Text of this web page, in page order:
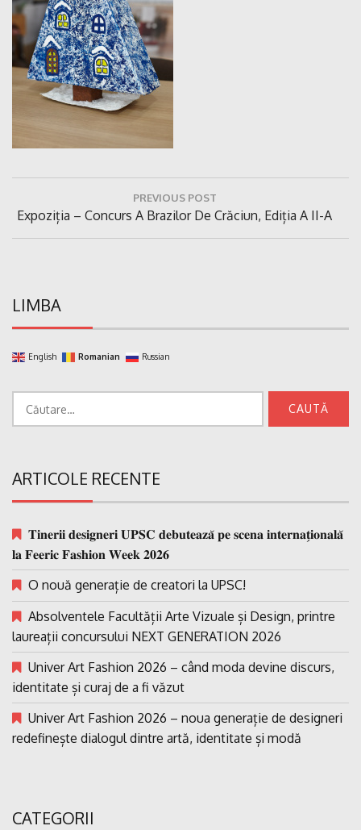
articole
PREVIOUS POST
Previous
Post:
Expoziția – Concurs A Brazilor De Crăciun, Ediția A II-A
LIMBA
English Romanian Russian
ARTICOLE RECENTE
𝐓𝐢𝐧𝐞𝐫𝐢𝐢 𝐝𝐞𝐬𝐢𝐠𝐧𝐞𝐫𝐢 𝐔𝐏𝐒𝐂 𝐝𝐞𝐛𝐮𝐭𝐞𝐚𝐳𝐚̆ 𝐩𝐞 𝐬𝐜𝐞𝐧𝐚 𝐢𝐧𝐭𝐞𝐫𝐧𝐚𝐭̗𝐢𝐨𝐧𝐚𝐥𝐚̆
𝐥𝐚 𝐅𝐞𝐞𝐫𝐢𝐜 𝐅𝐚𝐬𝐡𝐢𝐨𝐧 𝐖𝐞𝐞𝐤 𝟐𝟎𝟐𝟔
O nouă generație de creatori la UPSC!
Absolventele Facultății Arte Vizuale și Design, printre
laureații concursului NEXT GENERATION 2026
Univer Art Fashion 2026 – când moda devine discurs,
identitate și curaj de a fi văzut
Univer Art Fashion 2026 – noua generație de designeri
redefinește dialogul dintre artă, identitate și modă
CATEGORII